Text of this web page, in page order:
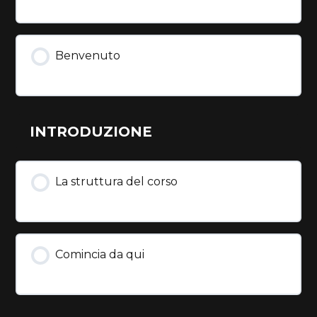
Benvenuto
INTRODUZIONE
La struttura del corso
Comincia da qui